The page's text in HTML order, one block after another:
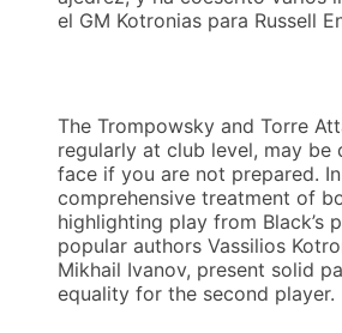
el GM Kotronias para Russell
The Trompowsky and Torre
regularly at club level, may be
face if you are not prepared.
comprehensive treatment of
highlighting play from Black’s
popular authors Vassilios
Mikhail Ivanov, present solid
equality for the second player.